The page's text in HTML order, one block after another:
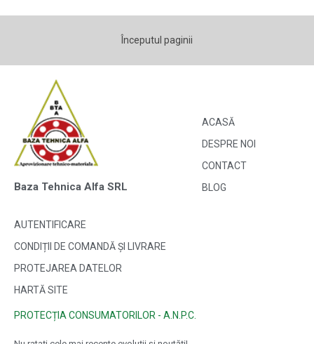
Începutul paginii
Baza Tehnica Alfa SRL
ACASĂ
DESPRE NOI
CONTACT
BLOG
AUTENTIFICARE
CONDIȚII DE COMANDĂ ȘI LIVRARE
PROTEJAREA DATELOR
HARTĂ SITE
PROTECȚIA CONSUMATORILOR - A.N.P.C.